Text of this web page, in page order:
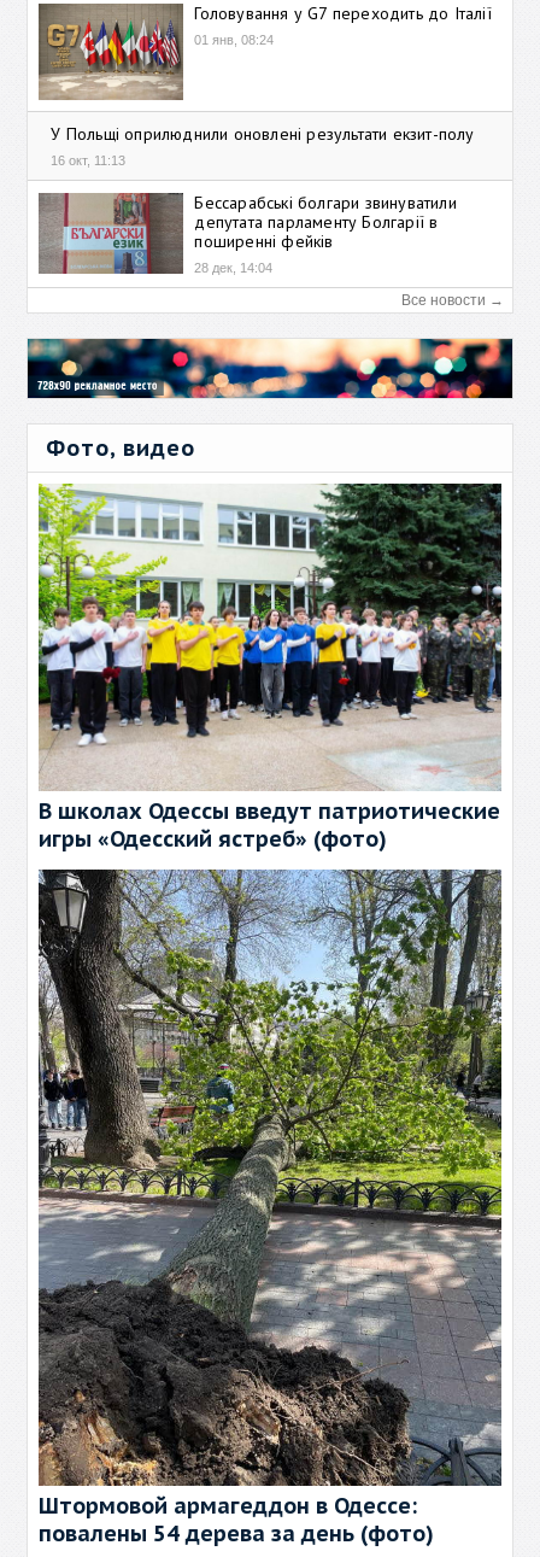
Головування у G7 переходить до Італії
01 янв, 08:24
У Польщі оприлюднили оновлені результати екзит-полу
16 окт, 11:13
Бессарабські болгари звинуватили
депутата парламенту Болгарії в
поширенні фейків
28 дек, 14:04
Все новости →
Фото, видео
В школах Одессы введут патриотические
игры «Одесский ястреб» (фото)
Штормовой армагеддон в Одессе:
повалены 54 дерева за день (фото)